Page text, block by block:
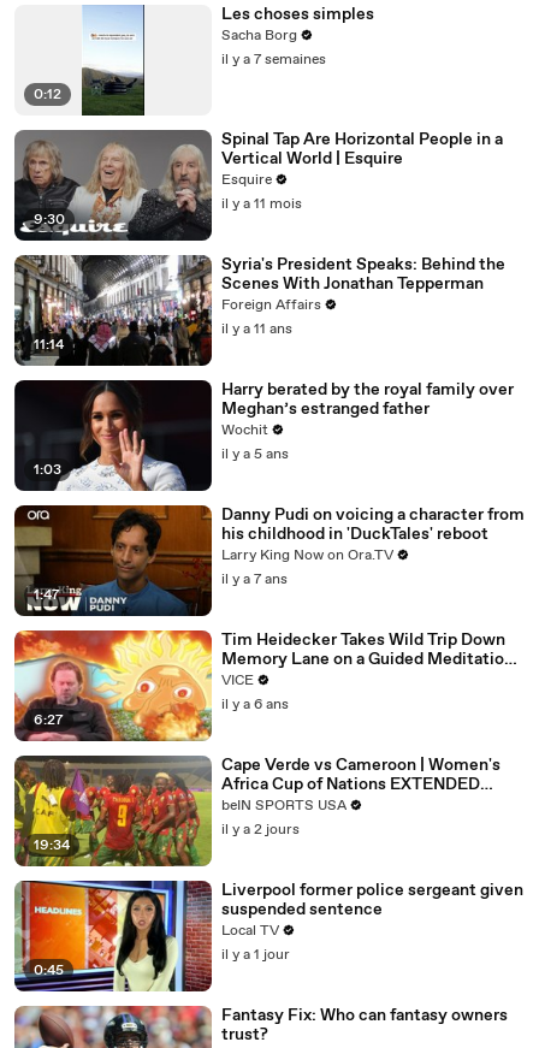
0:12
Les choses simples
Sacha Borg
il y a 7 semaines
9:30
Spinal Tap Are Horizontal People in a
Vertical World | Esquire
Esquire
il y a 11 mois
11:14
Syria's President Speaks: Behind the
Scenes With Jonathan Tepperman
Foreign Affairs
il y a 11 ans
1:03
Harry berated by the royal family over
Meghan’s estranged father
Wochit
il y a 5 ans
1:47
Danny Pudi on voicing a character from
his childhood in 'DuckTales' reboot
Larry King Now on Ora.TV
il y a 7 ans
6:27
Tim Heidecker Takes Wild Trip Down
Memory Lane on a Guided Meditation |
Inside My Mind
VICE
il y a 6 ans
19:34
Cape Verde vs Cameroon | Women's
Africa Cup of Nations EXTENDED
HIGHLIGHTS | 08062026 |
beINSportsUSA
beIN SPORTS USA
il y a 2 jours
0:45
Liverpool former police sergeant given
suspended sentence
Local TV
il y a 1 jour
Fantasy Fix: Who can fantasy owners
trust?